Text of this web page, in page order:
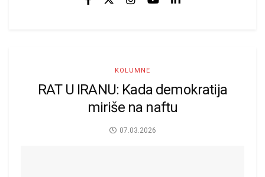
KOLUMNE
RAT U IRANU: Kada demokratija
miriše na naftu
07.03.2026